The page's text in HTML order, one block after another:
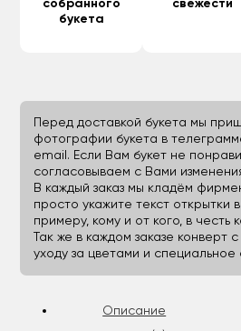
собранного
букета
свежести
Перед доставкой букета мы
фотографии букета в
email. Если Вам букет не
согласовываем с Вами
В каждый заказ мы кладём
просто укажите текст открытки
примеру, кому и от кого, в честь
Так же в каждом заказе конверт
уходу за цветами и специальное
Описание